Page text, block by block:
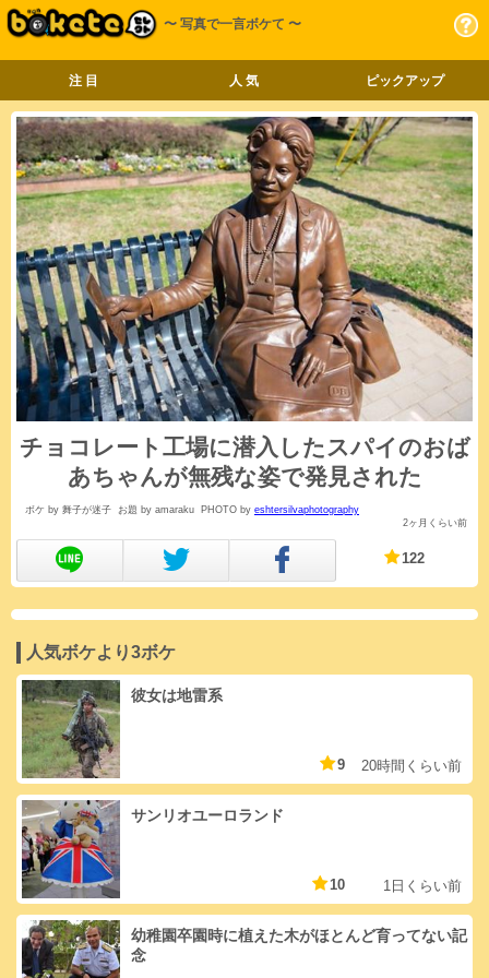
〜 写真で一言ボケて 〜
注 目 人 気 ピックアップ
チョコレート工場に潜入したスパイのおば
あちゃんが無残な姿で発見された
ボケ by 舞子が迷子 お題 by amaraku PHOTO by eshtersilvaphotography
2ヶ月くらい前
122
人気ボケより3ボケ
彼女は地雷系
9 20時間くらい前
サンリオユーロランド
10 1日くらい前
幼稚園卒園時に植えた木がほとんど育ってない記
念